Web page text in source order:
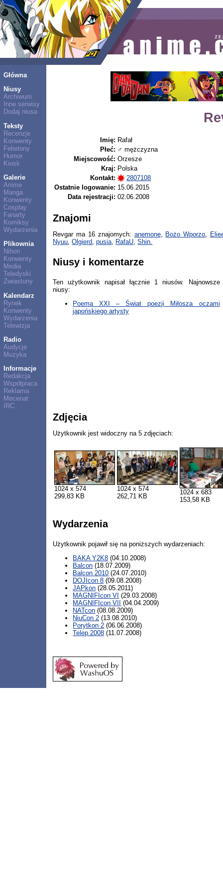
Główna
Niusy
Archiwum
Inne serwisy
Dodaj niusa
Teksty
Recenzje
Konwenty
Felietony
Humor
Kiosk
Galerie
Anime
Manga
Konwenty
Cosplay
Fanarty
Komiksy
Wydarzenia
Plikownia
Nihon
Konwenty
Media
Teledyski
Zwiastuny
Kalendarz
Rynek
Konwenty
Wydarzenia
Telewizja
Radio
Audycje
Muzyka
Informacje
Redakcja
Współpraca
Reklama
Mecenat
IRC
Imię: Rafał
Płeć: ♂ mężczyzna
Miejscowość: Orzesze
Kraj: Polska
Kontakt:
2807108
Ostatnie logowanie: 15.06.2015
Data rejestracji: 02.06.2008
Znajomi
Revgar ma 16 znajomych: anemone, Bożo Wporzo,
Nyuu,Olgierd,pusia, RafaU,Shin.
Niusy i komentarze
Ten użytkownik napisał łącznie 1 niusów. Najnowsze
niusy:
Poema XXI – Świat poezji Miłosza oczami
japońskiego artysty
Zdjęcia
Użytkownik jest widoczny na 5 zdjęciach:
1024 x 574
299,83 KB
1024 x 574
262,71 KB
1024 x 683
153,58 KB
Wydarzenia
Użytkownik pojawił się na poniższych wydarzeniach:
BAKA Y2K8 (04.10.2008)
Balcon (18.07.2009)
Balcon 2010 (24.07.2010)
DOJIcon 8 (09.08.2008)
JAPkon (28.05.2011)
MAGNIFIcon VI (29.03.2008)
MAGNIFIcon VII
(04.04.2009)
NATcon (08.08.2009)
NiuCon 2 (13.08.2010)
Porytkon 2 (06.06.2008)
Telep 2008 (11.07.2008)